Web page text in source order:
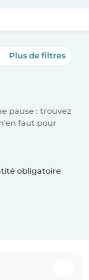
Plus de filtres
pause : trouvez
faut pour
obligatoire